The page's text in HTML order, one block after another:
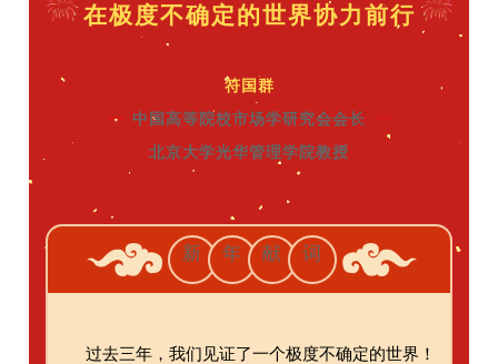
在极度不确定的世界协力前行
符国群
中国高等院校市场学研究会会长
北京大学光华管理学院教授
新 年 献 词
过去三年，我们见证了一个极度不确定的世界！